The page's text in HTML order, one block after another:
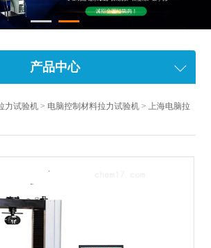
产品中心
力试验机 > 电脑控制材料拉力试验机 > 上海电脑拉